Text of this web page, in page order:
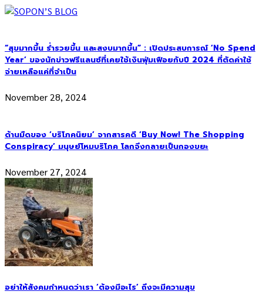
“สุขมากขึ้น ร่ำรวยขึ้น และสงบมากขึ้น” : เปิดประสบการณ์ ‘No Spend
Year’ ของนักข่าวฟรีแลนซ์ที่เคยใช้เงินฟุ่มเฟือยกับปี 2024 ที่ตัดค่าใช้
จ่ายเหลือแค่ที่จำเป็น
November 28, 2024
ด้านมืดของ ‘บริโภคนิยม’ จากสารคดี ‘Buy Now! The Shopping
Conspiracy’ มนุษย์โหมบริโภค โลกจึงกลายเป็นกองขยะ
November 27, 2024
อย่าให้สังคมกำหนดว่าเรา ‘ต้องมีอะไร’ ถึงจะมีความสุข